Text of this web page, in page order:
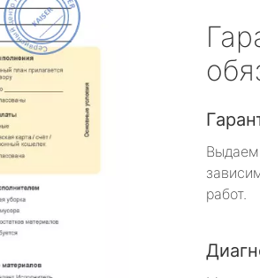
работ.